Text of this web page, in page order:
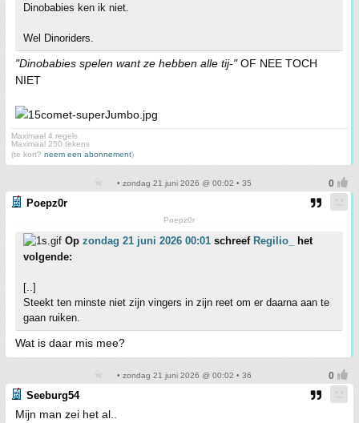
Dinobabies ken ik niet.
Wel Dinoriders.
"Dinobabies spelen want ze hebben alle tij-"OF NEE TOCH
NIET
Maximaal 4 regels
Maximaal 250 tekens
(te kort? neem een abonnement)
• zondag 21 juni 2026 @ 00:02 • 35
Poepz0r
Poepz0r
Op zondag 21 juni 2026 00:01 schreef Regilio_
het
volgende:
[..]
Steekt ten minste niet zijn vingers in zijn reet om er daarna aan te
gaan ruiken.
Wat is daar mis mee?
• zondag 21 juni 2026 @ 00:02 • 36
Seeburg54
Mijn man zei het al..